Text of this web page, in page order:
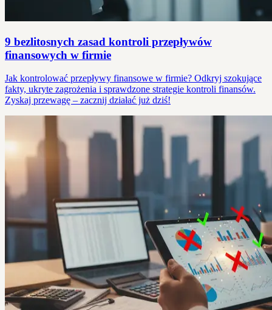
9 bezlitosnych zasad kontroli przepływów
finansowych w firmie
Jak kontrolować przepływy finansowe w firmie? Odkryj szokujące
fakty, ukryte zagrożenia i sprawdzone strategie kontroli finansów.
Zyskaj przewagę – zacznij działać już dziś!